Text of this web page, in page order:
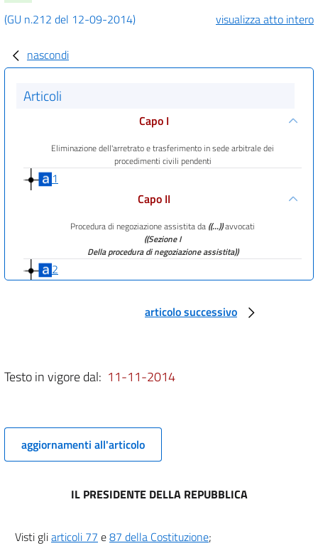
(GU n.212 del 12-09-2014)
visualizza atto intero
nascondi
Articoli
Capo I
Eliminazione dell'arretrato e trasferimento in sede arbitrale dei
procedimenti civili pendenti
1
Capo II
Procedura di negoziazione assistita da ((...))avvocati
((Sezione I
Della procedura di negoziazione assistita))
2
4 bis
5
6
10
articolo successivo
Testo in vigore dal: 11-11-2014
aggiornamenti all'articolo
IL PRESIDENTE DELLA REPUBBLICA
Visti gliarticoli 77 e87 della Costituzione;